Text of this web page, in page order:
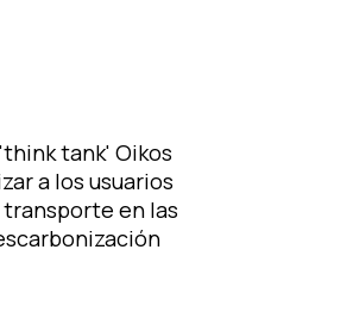
tank' Oikos
a los usuarios
en las